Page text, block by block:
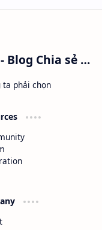
Nguyễn Minh Phương - Blog Chia sẻ Kiến thức Chứng khoán & Tài liệu Toán học
ta phải chọn